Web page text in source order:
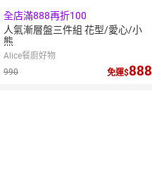
全店滿888再折100
人氣漸層盤三件組 花型/愛心/小
熊
Alice餐廚好物
990
免運 888